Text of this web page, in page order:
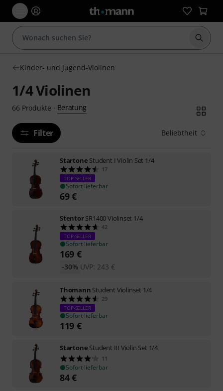
Suche
Kinder- und Jugend-Violinen
1/4 Violinen
66 Produkte · Beratung
Filter Beliebtheit
Startone Student I Violin Set 1/4
17
TOP-SELLER
Sofort lieferbar
69€
StentorSR1400 Violinset 1/4
42
TOP-SELLER
Sofort lieferbar
169 €
UVP: 243 €
-30%
Thomann Student Violinset 1/4
29
TOP-SELLER
Sofort lieferbar
119 €
Startone Student III Violin Set 1/4
11
Sofort lieferbar
84€